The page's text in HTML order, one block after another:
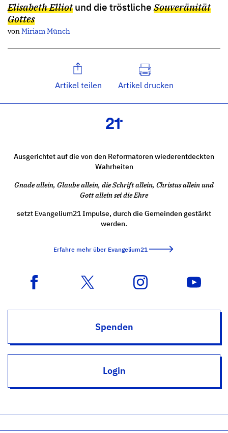
Elisabeth Elliotund die tröstlicheSouveränität
Gottes
vonMiriam Münch
Artikel teilen Artikel drucken
Ausgerichtet auf die von den Reformatoren wiederentdeckten
Wahrheiten
Gnade allein, Glaube allein, die Schrift allein, Christus allein und
Gott allein sei die Ehre
setzt Evangelium21 Impulse, durch die Gemeinden gestärkt
werden.
Erfahre mehr über Evangelium21
Spenden
Login